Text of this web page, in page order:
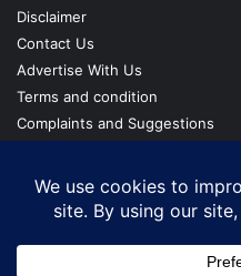
Disclaimer
Contact Us
Advertise With Us
Terms and condition
Complaints and Suggestions
Our Team
Copyright